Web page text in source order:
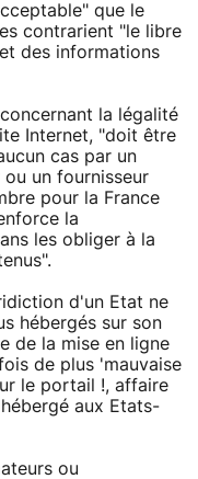
que le
contrarient "le libre
des informations
la légalité
Internet, "doit être
cas par un
un fournisseur
pour la France
la
les obliger à la
d'un Etat ne
hébergés sur son
de la mise en ligne
de plus 'mauvaise
le portail !, affaire
aux Etats-
ou